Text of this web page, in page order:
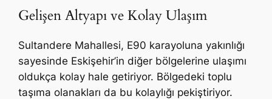
Gelişen Altyapı ve Kolay Ulaşım
Sultandere Mahallesi, E90 karayoluna yakınlığı
sayesinde Eskişehir’in diğer bölgelerine ulaşımı
oldukça kolay hale getiriyor. Bölgedeki toplu
taşıma olanakları da bu kolaylığı pekiştiriyor.